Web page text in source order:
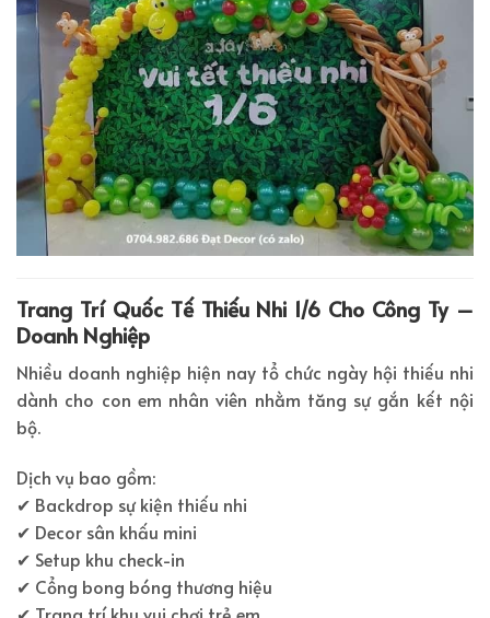
Trang Trí Quốc Tế Thiếu Nhi 1/6 Cho Công Ty –
Doanh Nghiệp
Nhiều doanh nghiệp hiện nay tổ chức ngày hội thiếu nhi
dành cho con em nhân viên nhằm tăng sự gắn kết nội
bộ.
Dịch vụ bao gồm:
✔ Backdrop sự kiện thiếu nhi
✔ Decor sân khấu mini
✔ Setup khu check-in
✔ Cổng bong bóng thương hiệu